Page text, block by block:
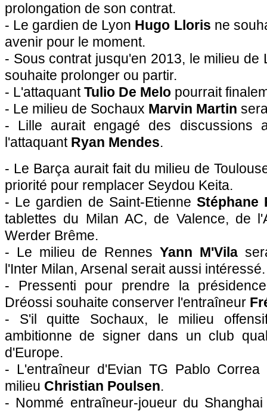
prolongation de son contrat.
- Le gardien de Lyon Hugo Lloris ne
avenir pour le moment.
- Sous contrat jusqu'en 2013, le milieu de
souhaite prolonger ou partir.
- L'attaquantTulio De Melo pourrait
- Le milieu de Sochaux Marvin Martin
- Lille aurait engagé des discussions
l'attaquant Ryan Mendes.
- Le Barça aurait fait du milieu de
priorité pour remplacer Seydou Keita.
- Le gardien de Saint-EtienneStéphane
tablettes du Milan AC, de Valence, de
Werder Brême.
- Le milieu de Rennes Yann M'Vila
l'Inter Milan, Arsenal serait aussi intéressé.
- Pressenti pour prendre la
Dréossi souhaite conserver l'entraîneur
- S'il quitte Sochaux, le milieu
ambitionne de signer dans un club
d'Europe.
- L'entraîneur d'Evian TG Pablo
milieu Christian Poulsen.
- Nommé entraîneur-joueur du